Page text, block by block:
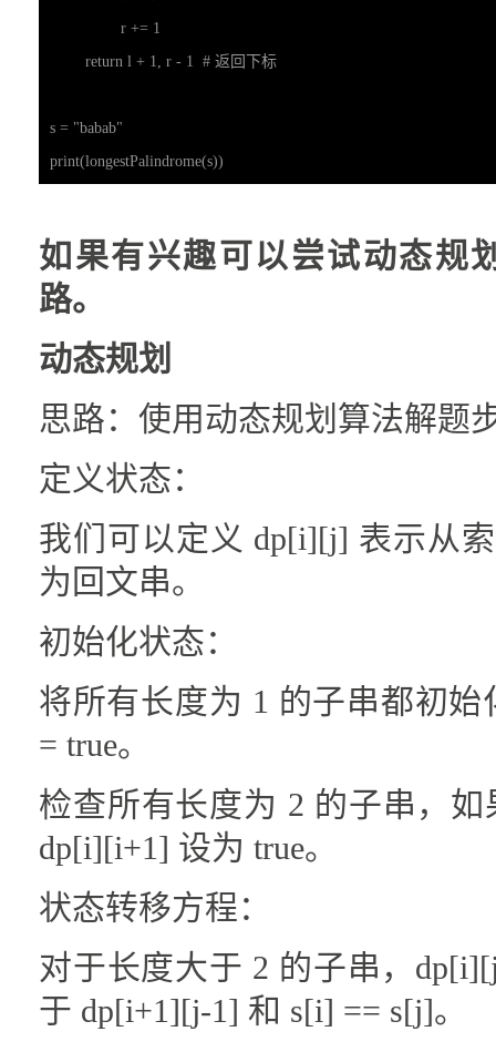
s = "babab"
print(longestPalindrome(s))
如果有兴趣可以尝试动态规
路。
动态规划
思路：使用动态规划算法解题
定义状态：
我们可以定义 dp[i][j] 表示从
为回文串。
初始化状态：
将所有长度为 1 的子串都初
= true。
检查所有长度为 2 的子串，
dp[i][i+1] 设为 true。
状态转移方程：
对于长度大于 2 的子串，
于 dp[i+1][j-1] 和 s[i] == s[j]。